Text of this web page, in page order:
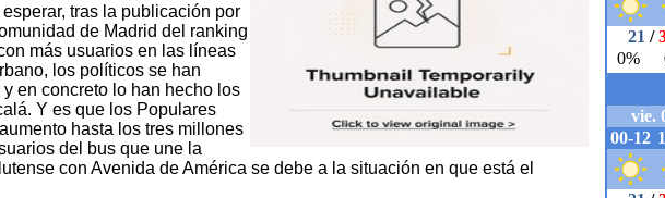
tras la publicación por
de Madrid del ranking
más usuarios en las líneas
los políticos se han
en concreto lo han hecho los
Y es que los Populares
hasta los tres millones
del bus que une la
con Avenida de América se debe a la situación en que está el